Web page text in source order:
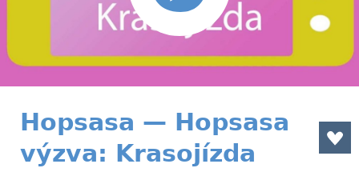
Hopsasa — Hopsasa
výzva: Krasojízda